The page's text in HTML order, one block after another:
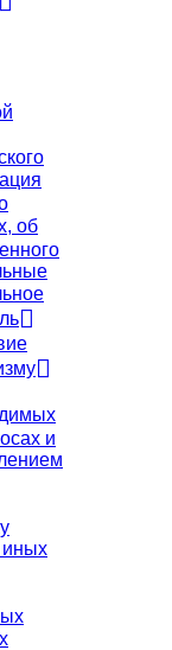
об
и
иных